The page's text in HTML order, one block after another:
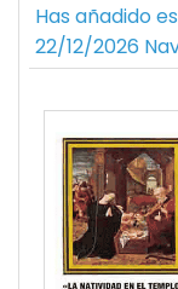
Has añadido
22/12/2026